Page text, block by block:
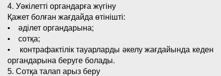
4. Уәкілетті органдарға жүгіну
Қажет болған жағдайда өтінішті:
• әділет органдарына;
• сотқа;
• контрафактілік тауарларды әкелу жағдайында кеден
органдарына беруге болады.
5. Сотқа талап арыз беру